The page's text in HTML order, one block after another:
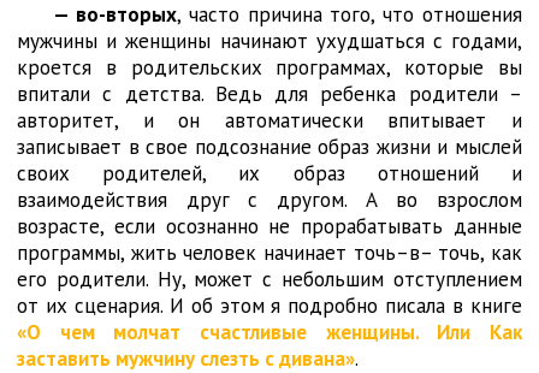
— во-вторых, часто причина того, что отношения
мужчины и женщины начинают ухудшаться с годами,
кроется в родительских программах, которые вы
впитали с детства. Ведь для ребенка родители –
авторитет, и он автоматически впитывает и
записывает в свое подсознание образ жизни и мыслей
своих родителей, их образ отношений и
взаимодействия друг с другом. А во взрослом
возрасте, если осознанно не прорабатывать данные
программы, жить человек начинает точь–в– точь, как
его родители. Ну, может с небольшим отступлением
от их сценария. И об этом я подробно писала в книге
«О чем молчат счастливые женщины. Или Как
заставить мужчину слезть с дивана».